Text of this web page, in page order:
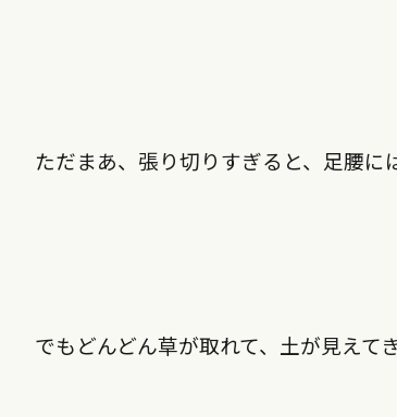
ただまあ、張り切りすぎると、足腰に
でもどんどん草が取れて、土が見えて